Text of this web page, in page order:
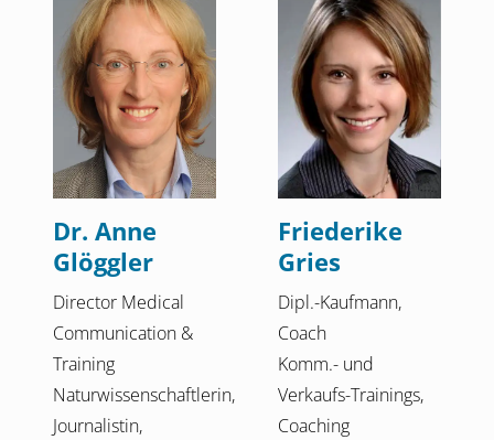
Dr. Anne
Glöggler
Director Medical
Communication &
Training
Naturwissenschaftlerin,
Journalistin,
Friederike
Gries
Dipl.-Kaufmann,
Coach
Komm.- und
Verkaufs-Trainings,
Coaching